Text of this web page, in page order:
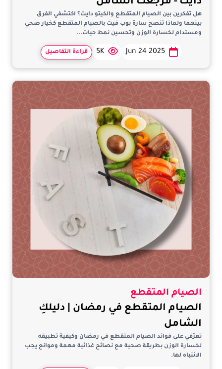
هل تفكرين بين الصيام المتقطع والكيتو دايت؟ اكتشفي الفرق
بينهما ولماذا تنصح سارة بوب فيت بالصيام المتقطع كخيار صحي
ومستدام لخسارة الوزن وتحسين نمط حيات...
Jun 24 2025
5K قراءة التفاصيل
الصيام المتقطع
الصيام المتقطع في رمضان | دليلكِ
الشامل
تعرّفي على فوائد الصيام المتقطع في رمضان وكيفية تطبيقه
لخسارة الوزن بطريقة صحية مع نصائح غذائية مهمة وموانع يجب
الانتباه لها.